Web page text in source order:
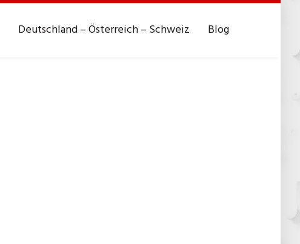
Deutschland – Österreich – Schweiz Blog